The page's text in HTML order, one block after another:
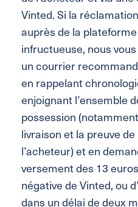
Vinted. Si la
auprès de la
infructueuse, nous
un courrier
en rappelant
enjoignant l’ensemble
possession
livraison et la preuve
l’acheteur) et en
versement des 13
négative de Vinted, ou
dans un délai de deux